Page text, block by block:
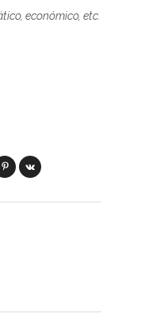
económico, etc.